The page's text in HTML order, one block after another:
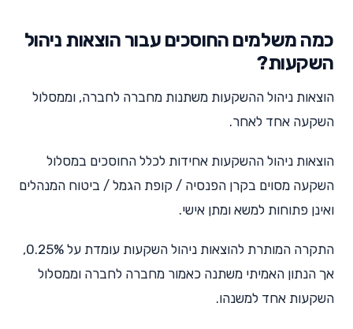
כמה משלמים החוסכים עבור הוצאות ניהול
השקעות?
הוצאות ניהול ההשקעות משתנות מחברה לחברה, וממסלול
השקעה אחד לאחר.
הוצאות ניהול ההשקעות אחידות לכלל החוסכים במסלול
השקעה מסוים בקרן הפנסיה / קופת הגמל / ביטוח המנהלים
ואינן פתוחות למשא ומתן אישי.
התקרה המותרת להוצאות ניהול השקעות עומדת על 0.25%,
אך הנתון האמיתי משתנה כאמור מחברה לחברה וממסלול
השקעות אחד למשנהו.